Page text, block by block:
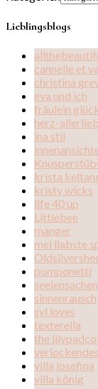
Lieblingsblogs
cannelle et
christina
eva und ich
fräulein
herz-
ina stil
krista
kristy wicks
life 40 up
Littlebee
manger
mei liabste
pomponetti
sinnenrausch
syl loves
texterella
the
verlockendes
villa josefina
villa könig